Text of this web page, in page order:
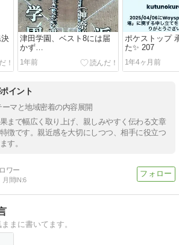
津田学園、ベスト8には届
かず…
1年前
ポケストップ
た✨ 207
1年4ヶ月前
イント
ーマと地域密着の内容展開
まで幅広く取り上げ、親しみやすく伝わる文章
徴です。親近感を大切にしつつ、相手に役立つ
す。
月間IN:6
まに書いてます。